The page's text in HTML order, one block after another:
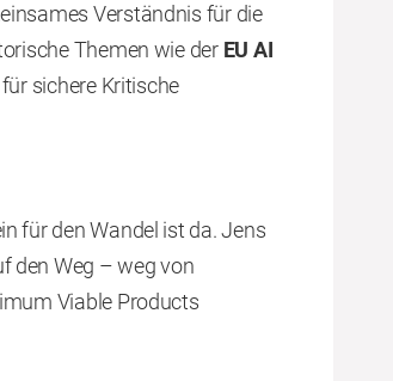
Verständnis für die
Themen wie der EU AI
sichere Kritische
für den Wandel ist da. Jens
den Weg – weg von
Viable Products